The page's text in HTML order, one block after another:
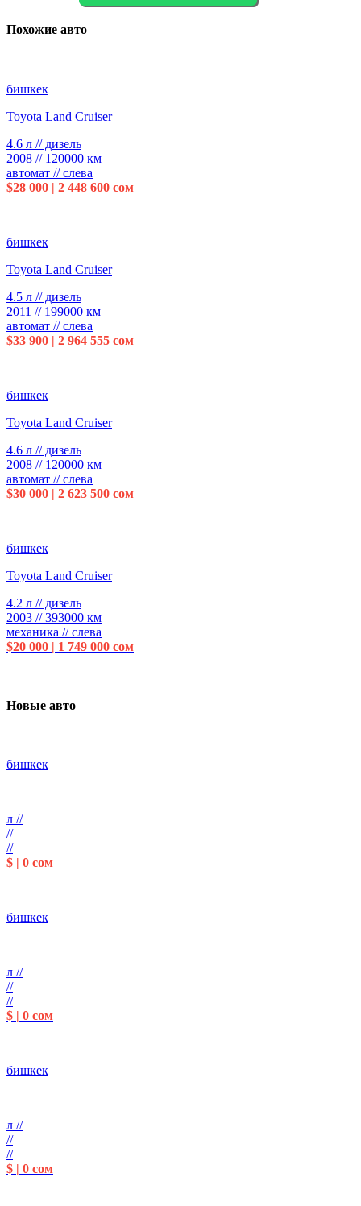
Похожие авто
бишкек
Toyota Land Cruiser
4.6 л // дизель
2008 // 120000 км
автомат // слева
$28 000 | 2 448 600 сом
бишкек
Toyota Land Cruiser
4.5 л // дизель
2011 // 199000 км
автомат // слева
$33 900 | 2 964 555 сом
бишкек
Toyota Land Cruiser
4.6 л // дизель
2008 // 120000 км
автомат // слева
$30 000 | 2 623 500 сом
бишкек
Toyota Land Cruiser
4.2 л // дизель
2003 // 393000 км
механика // слева
$20 000 | 1 749 000 сом
Новые авто
бишкек
л //
//
//
$ | 0 сом
бишкек
л //
//
//
$ | 0 сом
бишкек
л //
//
//
$ | 0 сом